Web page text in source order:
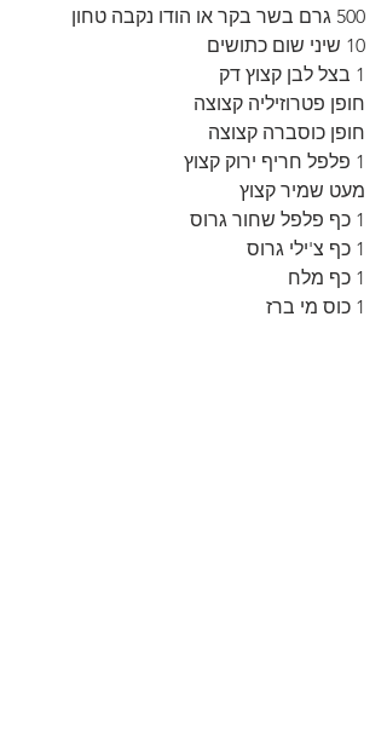
500 גרם בשר בקר או הודו נקבה טחון
10 שיני שום כתושים
1 בצל לבן קצוץ דק
חופן פטרוזיליה קצוצה
חופן כוסברה קצוצה
1 פלפל חריף ירוק קצוץ
מעט שמיר קצוץ
1 כף פלפל שחור גרוס
1 כף צ'ילי גרוס
1 כף מלח
1 כוס מי ברז